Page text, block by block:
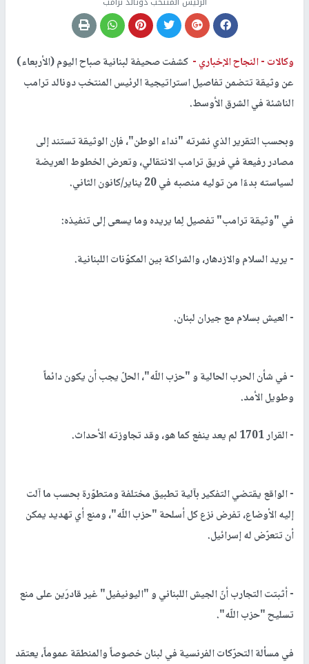
وكالات -النجاح الإخباري - كشفت صحيفة لبنانية صباح اليوم (الأربعاء)
عن وثيقة تتضمن تفاصيل استراتيجية الرئيس المنتخب دونالد ترامب
الناشئة في الشرق الأوسط.
وبحسب التقرير الذي نشرته "نداء الوطن"، فإن الوثيقة تستند إلى
مصادر رفيعة في فريق ترامب الانتقالي، وتعرض الخطوط العريضة
لسياسته بدءًا من توليه منصبه في 20 يناير/كانون الثاني.
في "وثيقة ترامب" تفصيل لِما يريده وما يسعى إلى تنفيذه:
- يريد السلام والازدهار، والشراكة بين المكوّنات اللبنانية.
- العيش بسلام مع جيران لبنان.
- في شأن الحرب الحالية و "حزب اللّه"، الحلّ يجب أن يكون دائماً
وطويل الأمد.
- القرار 1701 لم يعد ينفع كما هو، وقد تجاوزته الأحداث.
- الواقع يقتضي التفكير بآلية تطبيق مختلفة ومتطوّرة بحسب ما آلت
إليه الأوضاع، تفرض نزع كل أسلحة "حزب اللّه"، ومنع أي تهديد يمكن
أن تتعرّض له إسرائيل.
- أثبتت التجارب أنّ الجيش اللبناني و "اليونيفيل" غير قادرَين على منع
تسليح "حزب اللّه".
في مسألة التحرّكات الفرنسية في لبنان خصوصاً والمنطقة عموماً، يعتقد